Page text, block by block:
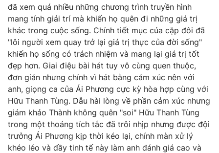
đã xem quá nhiều những chương trình truyền hình
mang tính giải trí mà khiến họ quên đi những giá trị
khác trong cuộc sống. Chính tiết mục của cặp đôi đã
"lôi người xem quay trở lại giá trị thực của đời sống"
khiến họ sống có trách nhiệm và mang lại giá trị tốt
đẹp hơn. Giai điệu bài hát tuy vô cùng quen thuộc,
đơn giản nhưng chính vì hát bằng cảm xúc nên với
anh, giọng ca của Ái Phương cực kỳ hòa hợp cùng với
Hữu Thanh Tùng. Dẫu hài lòng về phần cảm xúc nhưng
giám khảo Thành không quên "soi" Hữu Thanh Tùng
trong một thoáng tích tắc đã trôi nhịp nhưng được đội
trưởng Ái Phương kịp thời kéo lại, chính màn xử lý
khéo léo và đầy tinh tế này làm anh đánh giá cao và